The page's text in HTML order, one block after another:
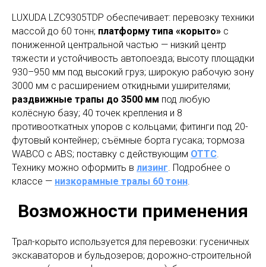
LUXUDA LZC9305TDP обеспечивает: перевозку техники
массой до 60 тонн; платформу типа «корыто» с
пониженной центральной частью — низкий центр
тяжести и устойчивость автопоезда; высоту площадки
930–950 мм под высокий груз; широкую рабочую зону
3000 мм с расширением откидными уширителями;
раздвижные трапы до 3500 мм под любую
колёсную базу; 40 точек крепления и 8
противооткатных упоров с кольцами; фитинги под 20-
футовый контейнер; съёмные борта гусака; тормоза
WABCO с ABS; поставку с действующим ОТТС
Технику можно оформить в лизинг . Подробнее о
классе — низкорамные тралы 60 тонн
Возможности применения
Трал-корыто используется для перевозки: гусеничных
экскаваторов и бульдозеров; дорожно-строительной